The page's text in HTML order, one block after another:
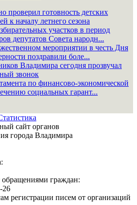
проверил готовность детских
к началу летнего сезона
участков в период
депутатов Совета народн...
мероприятии в честь Дня
поздравили боле...
Владимира сегодня прозвучал
звонок
по финансово-экономической
социальных гарант...
сайт органов
города Владимира
граждан:
26
регистрации писем от организаций